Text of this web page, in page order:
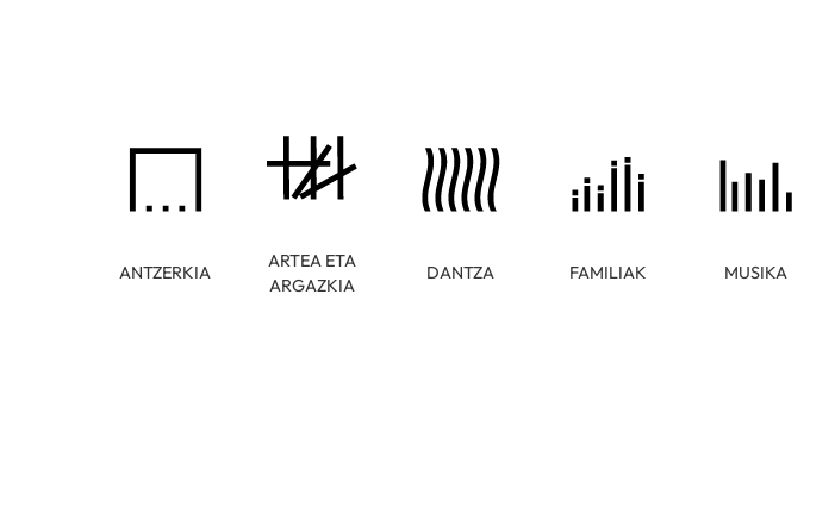
ANTZERKIA
ARTEA ETA
ARGAZKIA
DANTZA FAMILIAK MUSIKA